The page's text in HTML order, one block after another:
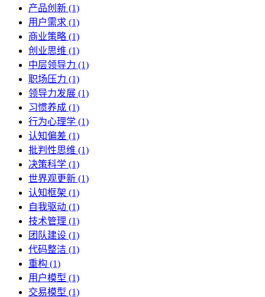
产品创新 (1)
用户需求 (1)
商业策略 (1)
创业思维 (1)
中层领导力 (1)
职场压力 (1)
领导力发展 (1)
习惯养成 (1)
行为心理学 (1)
认知偏差 (1)
批判性思维 (1)
决策科学 (1)
世界观更新 (1)
认知框架 (1)
自我驱动 (1)
技术管理 (1)
团队建设 (1)
代码整洁 (1)
重构 (1)
用户模型 (1)
交易模型 (1)